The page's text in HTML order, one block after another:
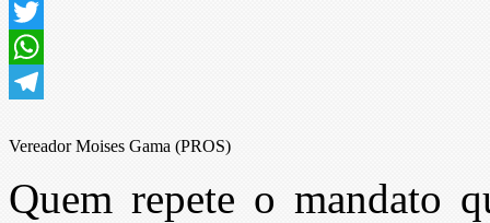
Facebook
Twitter
WhatsApp
Vereador Moises Gama (PROS)
Quem repete o mandato